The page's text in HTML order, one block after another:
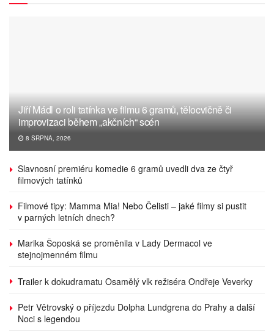
Jiří Mádl o roli tatínka ve filmu 6 gramů, tělocvičně či
improvizaci během „akčních“ scén
8 SRPNA, 2026
Slavnosní premiéru komedie 6 gramů uvedli dva ze čtyř
filmových tatínků
Filmové tipy: Mamma Mia! Nebo Čelisti – jaké filmy si pustit
v parných letních dnech?
Marika Šoposká se proměnila v Lady Dermacol ve
stejnojmenném filmu
Trailer k dokudramatu Osamělý vlk režiséra Ondřeje Veverky
Petr Větrovský o příjezdu Dolpha Lundgrena do Prahy a další
Noci s legendou